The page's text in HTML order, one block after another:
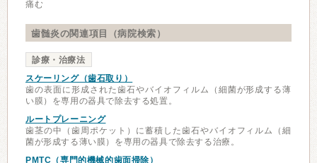
痛む
歯髄炎の関連項目（病院検索）
診療・治療法
スケーリング（歯石取り）
歯の表面に形成された歯石やバイオフィルム（細菌が形成する薄
い膜）を専用の器具で除去する処置。
ルートプレーニング
歯茎の中（歯周ポケット）に蓄積した歯石やバイオフィルム（細
菌が形成する薄い膜）を専用の器具で除去する治療。
PMTC（専門的機械的歯面掃除）